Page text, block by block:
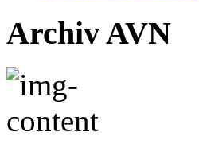
Archiv AVN